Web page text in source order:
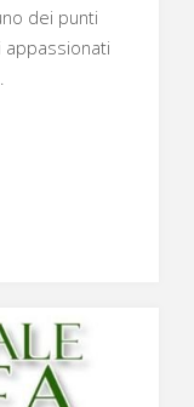
dei punti
appassionati